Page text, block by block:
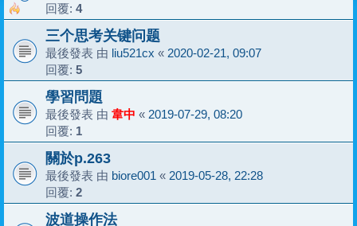
回覆: 4
三个思考关键问题
最後發表 由 liu521cx « 2020-02-21, 09:07
回覆: 5
學習問題
最後發表 由 韋中 « 2019-07-29, 08:20
回覆: 1
關於p.263
最後發表 由 biore001 « 2019-05-28, 22:28
回覆: 2
波道操作法